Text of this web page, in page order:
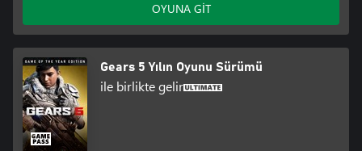
OYUNA GİT
Gears 5 Yılın Oyunu Sürümü
ile birlikte gelir